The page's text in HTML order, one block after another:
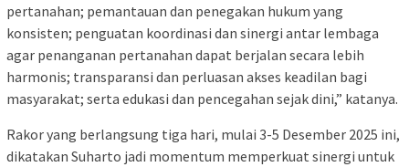
pertanahan; pemantauan dan penegakan hukum yang
konsisten; penguatan koordinasi dan sinergi antar lembaga
agar penanganan pertanahan dapat berjalan secara lebih
harmonis; transparansi dan perluasan akses keadilan bagi
masyarakat; serta edukasi dan pencegahan sejak dini,” katanya.
Rakor yang berlangsung tiga hari, mulai 3-5 Desember 2025 ini,
dikatakan Suharto jadi momentum memperkuat sinergi untuk